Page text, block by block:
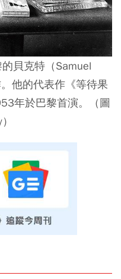
貝克特（Samuel
他的代表作《等待果
年於巴黎首演。（圖